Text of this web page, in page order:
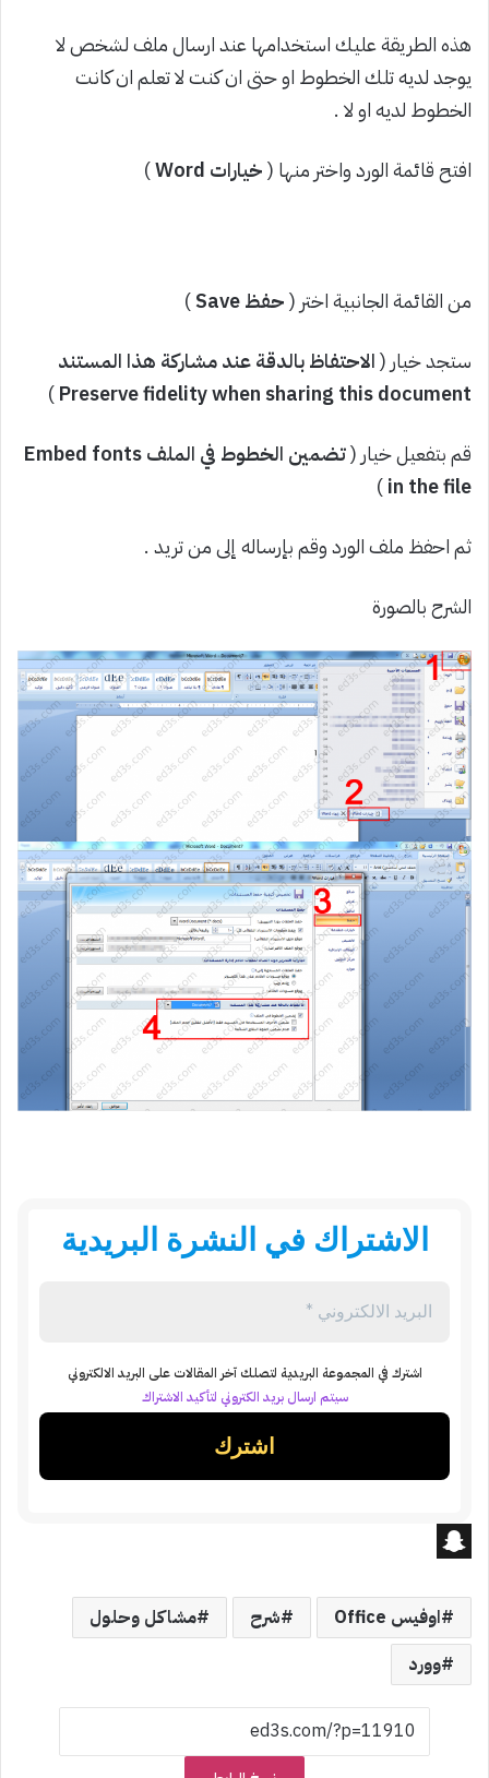
هذه الطريقة عليك استخدامها عند ارسال ملف لشخص لا
يوجد لديه تلك الخطوط او حتى ان كنت لا تعلم ان كانت
الخطوط لديه او لا .
افتح قائمة الورد واختر منها (خيارات Word )
من القائمة الجانبية اختر (حفظ Save )
ستجد خيار (الاحتفاظ بالدقة عند مشاركة هذا المستند
Preserve fidelity when sharing this document
)
قم بتفعيل خيار (
تضمين الخطوط في الملف Embed fonts
in the file
)
ثم احفظ ملف الورد وقم بإرساله إلى من تريد .
الشرح بالصورة
الاشتراك في النشرة البريدية
اشترك في المجموعة البريدية لتصلك آخر المقالات على البريد الالكتروني
سيتم ارسال بريد الكتروني لتأكيد الاشتراك
a
p
اوفيس Office شرح
مشاكل وحلول
وورد